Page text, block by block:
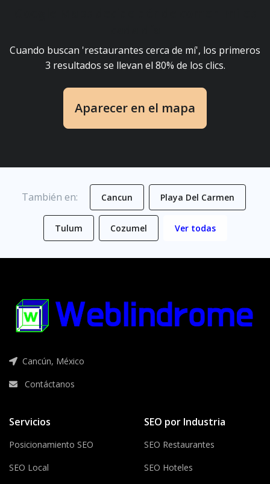
Cuando buscan 'restaurantes cerca de mí', los primeros
3 resultados se llevan el 80% de los clics.
Aparecer en el mapa
También en: Cancun Playa Del Carmen
Tulum Cozumel Ver todas
Cancún, México
Contáctanos
Servicios
Posicionamiento SEO
SEO Local
SEO por Industria
SEO Restaurantes
SEO Hoteles